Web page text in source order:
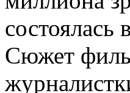
состоялась
Сюжет